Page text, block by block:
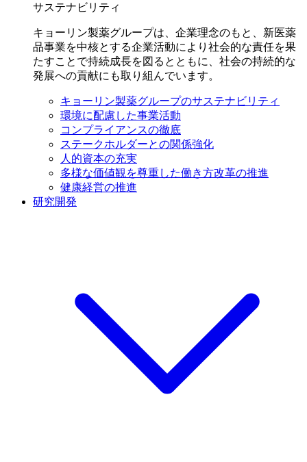
サステナビリティ
キョーリン製薬グループは、企業理念のもと、新医薬
品事業を中核とする企業活動により社会的な責任を果
たすことで持続成長を図るとともに、社会の持続的な
発展への貢献にも取り組んでいます。
キョーリン製薬グループのサステナビリティ
環境に配慮した事業活動
コンプライアンスの徹底
ステークホルダーとの関係強化
人的資本の充実
多様な価値観を尊重した働き方改革の推進
健康経営の推進
研究開発